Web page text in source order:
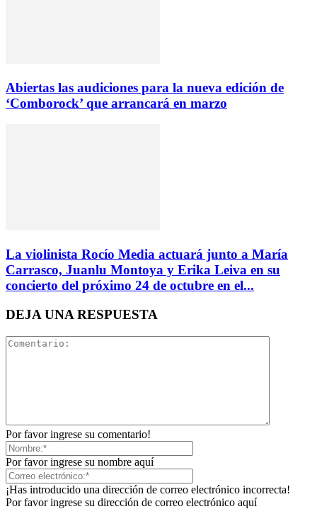
Abiertas las audiciones para la nueva edición de
‘Comborock’ que arrancará en marzo
La violinista Rocío Media actuará junto a María
Carrasco, Juanlu Montoya y Erika Leiva en su
concierto del próximo 24 de octubre en el...
DEJA UNA RESPUESTA
Por favor ingrese su comentario!
Por favor ingrese su nombre aquí
¡Has introducido una dirección de correo electrónico incorrecta!
Por favor ingrese su dirección de correo electrónico aquí